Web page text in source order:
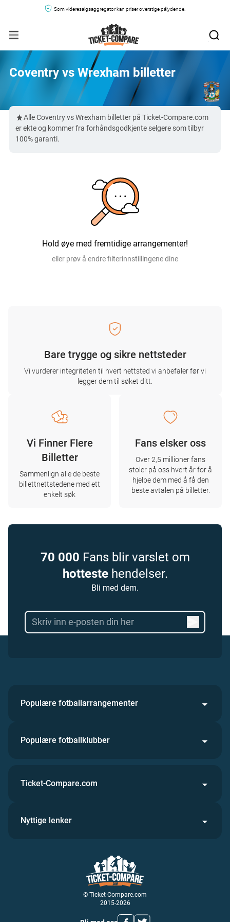
Som videresalgsaggregator kan priser overstige pålydende.
Coventry vs Wrexham billetter
Alle Coventry vs Wrexham billetter på Ticket-Compare.com
er ekte og kommer fra forhåndsgodkjente selgere som tilbyr
100% garanti.
Hold øye med fremtidige arrangementer!
eller prøv å endre filterinnstillingene dine
Bare trygge og sikre nettsteder
Vi vurderer integriteten til hvert nettsted vi anbefaler før vi
legger dem til søket ditt.
Vi Finner Flere
Billetter
Sammenlign alle de beste
billettnettstedene med ett
enkelt søk
Fans elsker oss
Over 2,5 millioner fans
stoler på oss hvert år for å
hjelpe dem med å få den
beste avtalen på billetter.
70 000 Fans blir varslet om
hottestehendelser.
Bli med dem.
Populære fotballarrangementer
Populære fotballklubber
© Ticket-Compare.com
2015-2026
Ticket-Compare.com
Nyttige lenker